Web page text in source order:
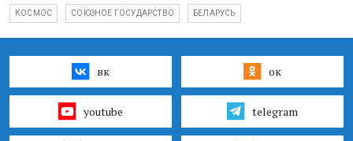
КОСМОС СОЮЗНОЕ ГОСУДАРСТВО БЕЛАРУСЬ
вк ок
youtube telegram